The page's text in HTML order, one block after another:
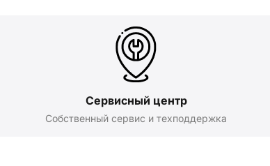
Сервисный центр
Собственный сервис и техподдержка